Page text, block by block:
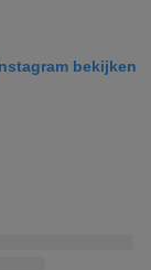
bekijken